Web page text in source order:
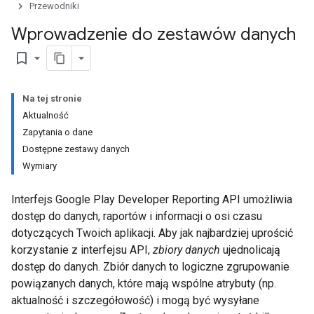
Przewodniki
Wprowadzenie do zestawów danych
bookmark_border
Na tej stronie
Aktualność
Zapytania o dane
Dostępne zestawy danych
Wymiary
Interfejs Google Play Developer Reporting API umożliwia
dostęp do danych, raportów i informacji o osi czasu
dotyczących Twoich aplikacji. Aby jak najbardziej uprościć
korzystanie z interfejsu API, zbiory danych ujednolicają
dostęp do danych. Zbiór danych to logiczne zgrupowanie
powiązanych danych, które mają wspólne atrybuty (np.
aktualność i szczegółowość) i mogą być wysyłane